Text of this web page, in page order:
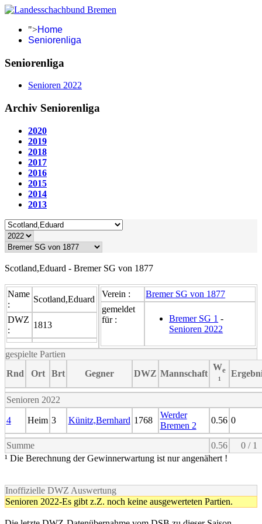
">Home
Seniorenliga
Seniorenliga
Senioren 2022
Archiv Seniorenliga
2020
2019
2018
2017
2016
2015
2014
2013
Scotland,Eduard - Bremer SG von 1877
Name
:
Scotland,Eduard
DWZ
:
1813
Verein :
Bremer SG von 1877
gemeldet
für :
Bremer SG 1 -
Senioren 2022
gespielte Partien
Rnd
Ort Brt Gegner DWZ Mannschaft
We
¹
Senioren 2022
4 Heim 3 Künitz,Bernhard 1768
Werder
Bremen 2
0.56 0
Summe 0.56
0 / 1
¹ Die Berechnung der Gewinnerwartung ist nur angenähert !
Inoffizielle DWZ Auswertung
Senioren 2022-Es gibt z.Z. noch keine ausgewerteten Partien.